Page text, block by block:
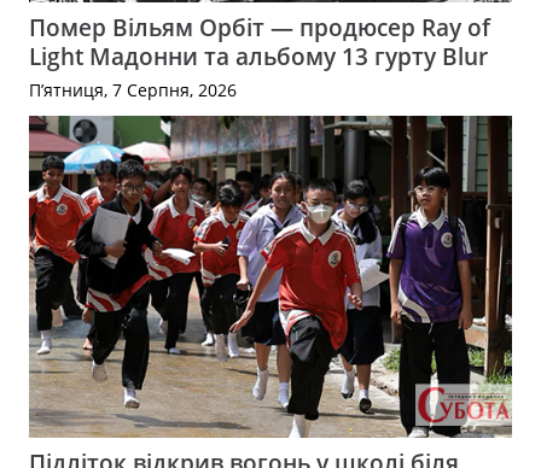
Помер Вільям Орбіт — продюсер Ray of
Light Мадонни та альбому 13 гурту Blur
П’ятниця, 7 Серпня, 2026